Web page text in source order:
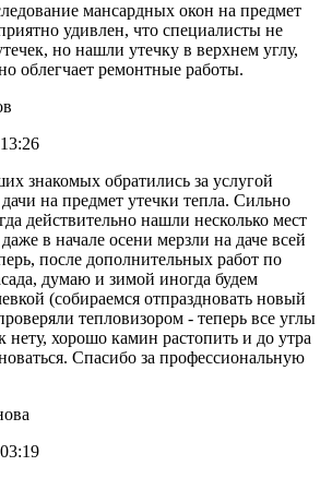
мансардных окон на предмет
удивлен, что специалисты не
но нашли утечку в верхнем углу,
облегчает ремонтные работы.
знакомых обратились за услугой
на предмет утечки тепла. Сильно
действительно нашли несколько мест
в начале осени мерзли на даче всей
после дополнительных работ по
думаю и зимой иногда будем
(собираемся отпраздновать новый
тепловизором - теперь все углы
нету, хорошо камин растопить и до утра
Спасибо за профессиональную